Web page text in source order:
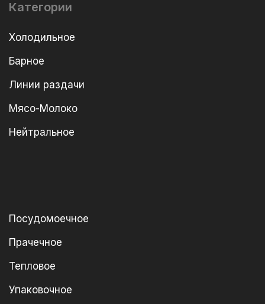
Категории
Холодильное
Барное
Линии раздачи
Мясо-Молоко
Нейтральное
Посудомоечное
Прачечное
Тепловое
Упаковочное